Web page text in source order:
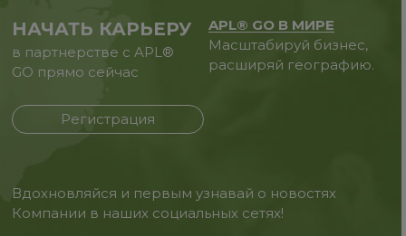
НАЧАТЬ КАРЬЕРУ
в партнерстве с APL®
GO прямо сейчас
Регистрация
APL® GO В МИРЕ
Масштабируй бизнес,
расширяй географию.
Вдохновляйся и первым узнавай о новостях
Компании в наших социальных сетях!